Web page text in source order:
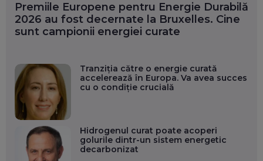
Premiile Europene pentru Energie Durabilă
2026 au fost decernate la Bruxelles. Cine
sunt campionii energiei curate
Tranziția către o energie curată
accelerează în Europa. Va avea succes
cu o condiție crucială
Hidrogenul curat poate acoperi
golurile dintr-un sistem energetic
decarbonizat